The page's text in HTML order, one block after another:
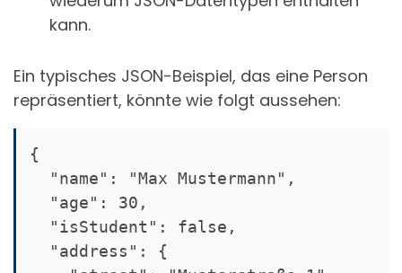
kann.
Ein typisches JSON-Beispiel, das eine Person
repräsentiert, könnte wie folgt aussehen:
{